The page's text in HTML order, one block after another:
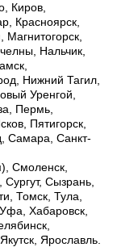
Киров,
Красноярск,
Нальчик,
Нижний Тагил,
Уренгой,
Пермь,
Пятигорск,
Самара, Санкт-
Смоленск,
Сызрань,
Томск, Тула,
Хабаровск,
Ярославль.